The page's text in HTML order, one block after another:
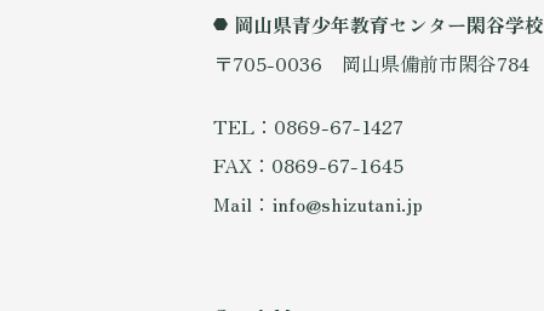
岡山県青少年教育センター閑谷学校
〒705-0036 岡山県備前市閑谷784
TEL：0869-67-1427
FAX：0869-67-1645
Mail：info@shizutani.jp